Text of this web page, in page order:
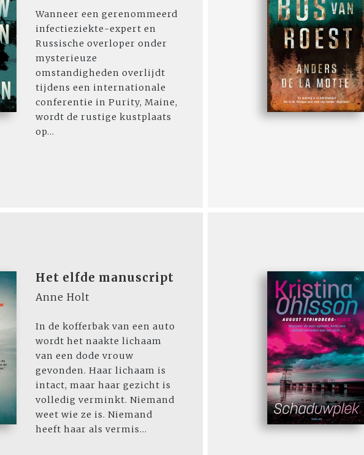
Wanneer een gerenommeerd
infectieziekte-expert en
Russische overloper onder
mysterieuze
omstandigheden overlijdt
tijdens een internationale
conferentie in Purity, Maine,
wordt de rustige kustplaats
op...
Het elfde manuscript
Anne Holt
In de kofferbak van een auto
wordt het naakte lichaam
van een dode vrouw
gevonden. Haar lichaam is
intact, maar haar gezicht is
volledig verminkt. Niemand
weet wie ze is. Niemand
heeft haar als vermis...